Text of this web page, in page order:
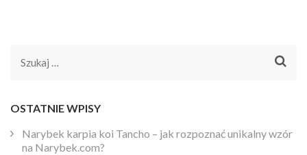
Szukaj:
OSTATNIE WPISY
Narybek karpia koi Tancho – jak rozpoznać unikalny wzór
na Narybek.com?